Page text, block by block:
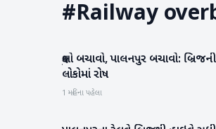
#Railway
બનાસકાંઠા
વૃક્ષો બચાવો, પાલનપુર બચાવો: બ્રિજની
લોકોમાં રોષ
1 મહિના પહેલા